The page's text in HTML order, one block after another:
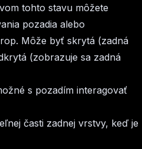
tohto stavu môžete
pozadia alebo
Môže byť skrytá (zadná
(zobrazuje sa zadná
s pozadím interagovať
časti zadnej vrstvy, keď je